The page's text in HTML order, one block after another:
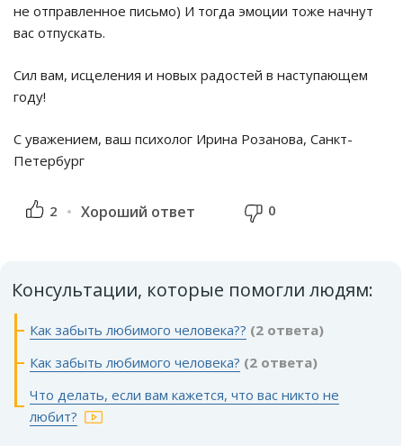
не отправленное письмо) И тогда эмоции тоже начнут
вас отпускать.
Сил вам, исцеления и новых радостей в наступающем
году!
С уважением, ваш психолог Ирина Розанова, Санкт-
Петербург
2 Хороший ответ 0
Консультации, которые помогли людям:
Как забыть любимого человека?? (2 ответа)
Как забыть любимого человека? (2 ответа)
Что делать, если вам кажется, что вас никто не
любит?